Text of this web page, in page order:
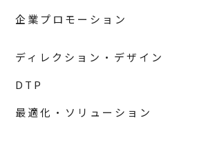
企業プロモーション
ディレクション・デザイン
DTP
最適化・ソリューション